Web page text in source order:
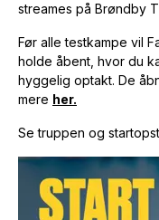
streames på Brøndby
Før alle testkampe vil
holde åbent, hvor du
hyggelig optakt. De
mere her.
Se truppen og